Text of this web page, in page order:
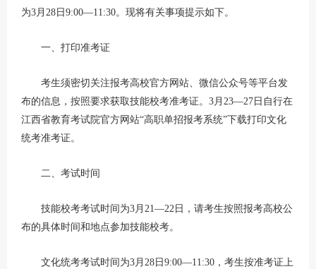
为3月28日9:00—11:30。现将有关事项提示如下。
一、打印准考证
考生须密切关注报考高校官方网站、微信公众号等平台发
布的信息，按照要求获取技能校考准考证。3月23—27日自行在
江西省教育考试院官方网站“高职单招报考系统”下载打印文化
统考准考证。
二、考试时间
技能校考考试时间为3月21—22日，请考生按照报考高校公
布的具体时间和地点参加技能校考。
文化统考考试时间为3月28日9:00—11:30，考生按准考证上